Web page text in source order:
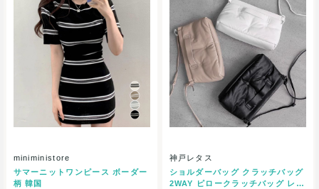
miniministore
サマーニットワンピース ボーダー
柄 韓国
神戸レタス
ショルダーバッグ クラッチバッグ
2WAY ピロークラッチバッグ レデ